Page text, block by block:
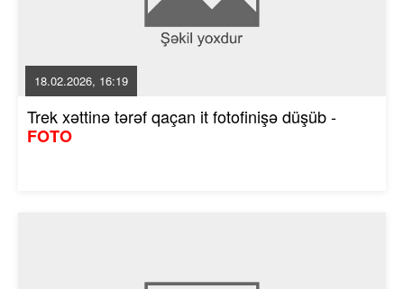
18.02.2026, 16:19
Trek xəttinə tərəf qaçan it fotofinişə düşüb -
FOTO